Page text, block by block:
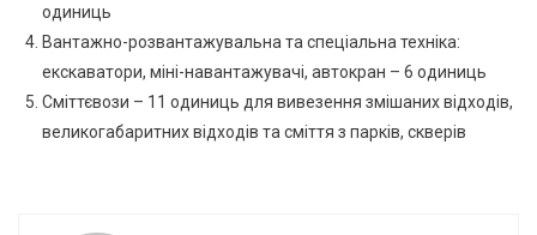
одиниць
Вантажно-розвантажувальна та спеціальна техніка:
екскаватори, міні-навантажувачі, автокран – 6 одиниць
Сміттєвози – 11 одиниць для вивезення змішаних відходів,
великогабаритних відходів та сміття з парків, скверів